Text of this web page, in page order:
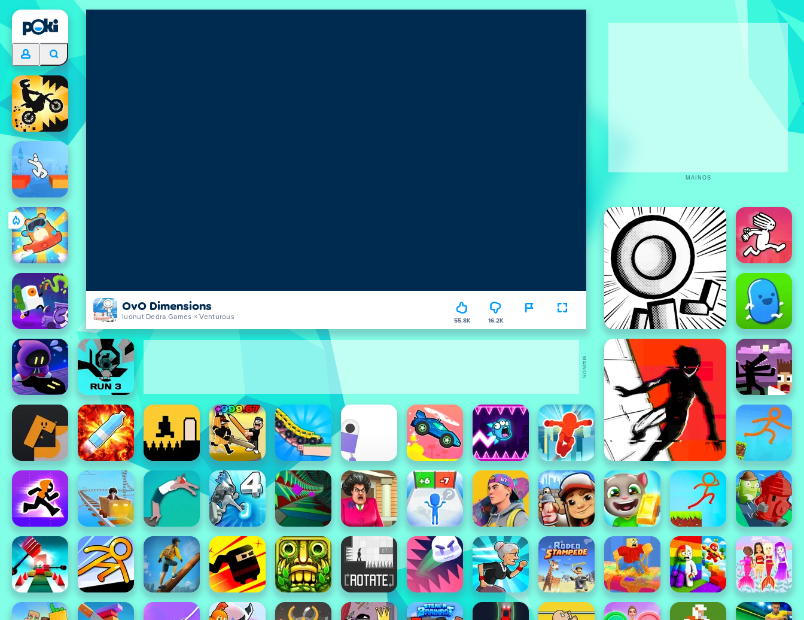
OvO Dimensions
luonut Dedra Games × Venturous 55.8K 16.2K
MAINOS
MAINOS